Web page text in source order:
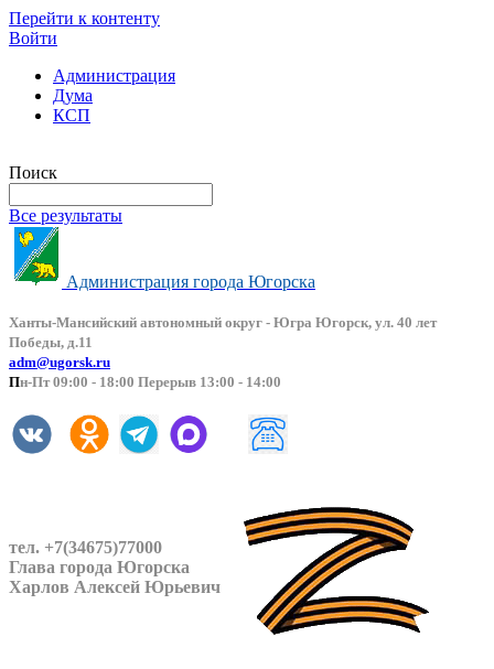
Перейти к контенту
Войти
Администрация
Дума
КСП
Поиск
Все результаты
Администрация города Югорска
Ханты-Мансийский автономный округ - Югра Югорск, ул. 40 лет
Победы, д.11
adm@ugorsk.ru
Пн-Пт 09:00 - 18:00 Перерыв 13:00 - 14:00
тел. +7(34675)77000
Глава города Югорска
Харлов Алексей Юрьевич